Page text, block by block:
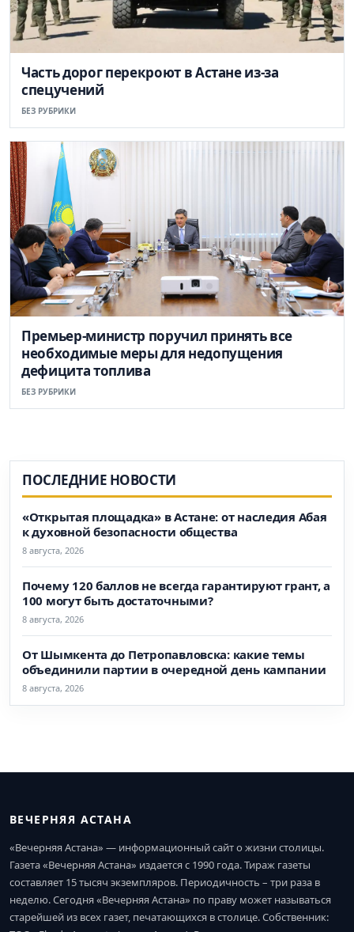
Часть дорог перекроют в Астане из-за
спецучений
БЕЗ РУБРИКИ
Премьер-министр поручил принять все
необходимые меры для недопущения
дефицита топлива
БЕЗ РУБРИКИ
ПОСЛЕДНИЕ НОВОСТИ
«Открытая площадка» в Астане: от наследия Абая
к духовной безопасности общества
8 августа, 2026
Почему 120 баллов не всегда гарантируют грант, а
100 могут быть достаточными?
8 августа, 2026
От Шымкента до Петропавловска: какие темы
объединили партии в очередной день кампании
8 августа, 2026
ВЕЧЕРНЯЯ АСТАНА
«Вечерняя Астана» — информационный сайт о жизни столицы.
Газета «Вечерняя Астана» издается с 1990 года. Тираж газеты
составляет 15 тысяч экземпляров. Периодичность – три раза в
неделю. Сегодня «Вечерняя Астана» по праву может называться
старейшей из всех газет, печатающихся в столице. Собственник: